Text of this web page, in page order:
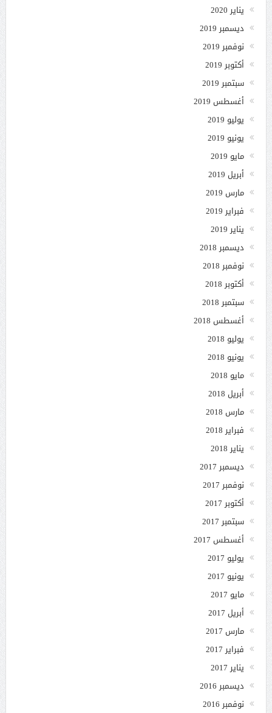
يناير 2020
ديسمبر 2019
نوفمبر 2019
أكتوبر 2019
سبتمبر 2019
أغسطس 2019
يوليو 2019
يونيو 2019
مايو 2019
أبريل 2019
مارس 2019
فبراير 2019
يناير 2019
ديسمبر 2018
نوفمبر 2018
أكتوبر 2018
سبتمبر 2018
أغسطس 2018
يوليو 2018
يونيو 2018
مايو 2018
أبريل 2018
مارس 2018
فبراير 2018
يناير 2018
ديسمبر 2017
نوفمبر 2017
أكتوبر 2017
سبتمبر 2017
أغسطس 2017
يوليو 2017
يونيو 2017
مايو 2017
أبريل 2017
مارس 2017
فبراير 2017
يناير 2017
ديسمبر 2016
نوفمبر 2016